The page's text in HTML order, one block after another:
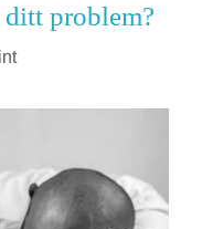
problem?